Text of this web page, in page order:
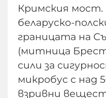
Кримския мост.
беларуско-
границата на
(митница
сили за
микробус с над
взривни